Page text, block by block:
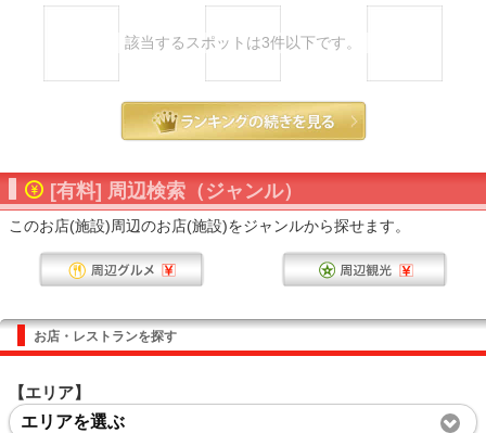
該当するスポットは3件以下です。
[有料] 周辺検索（ジャンル）
このお店(施設)周辺のお店(施設)をジャンルから探せます。
お店・レストランを探す
【エリア】
エリアを選ぶ